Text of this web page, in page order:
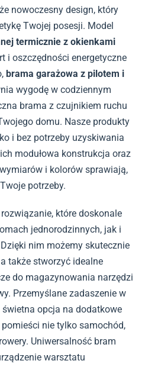
nowoczesny design, który
Twojej posesji. Model
termicznie z okienkami
i oszczędności energetyczne
brama garażowa z pilotem i
wygodę w codziennym
brama z czujnikiem ruchu
domu. Nasze produkty
i bez potrzeby uzyskiwania
modułowa konstrukcja oraz
i kolorów sprawiają,
potrzeby.
które doskonale
jednorodzinnych, jak i
nim możemy skutecznie
także stworzyć idealne
do magazynowania narzędzi
Przemyślane zadaszenie w
opcja na dodatkowe
nie tylko samochód,
Uniwersalność bram
warsztatu